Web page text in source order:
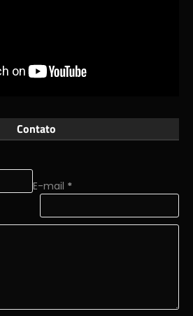
Contato
E-mail *